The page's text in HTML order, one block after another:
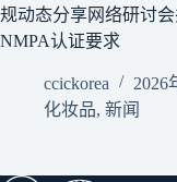
规动态分享网络研讨
NMPA认证要求
ccickorea
2026
化妆品, 新闻